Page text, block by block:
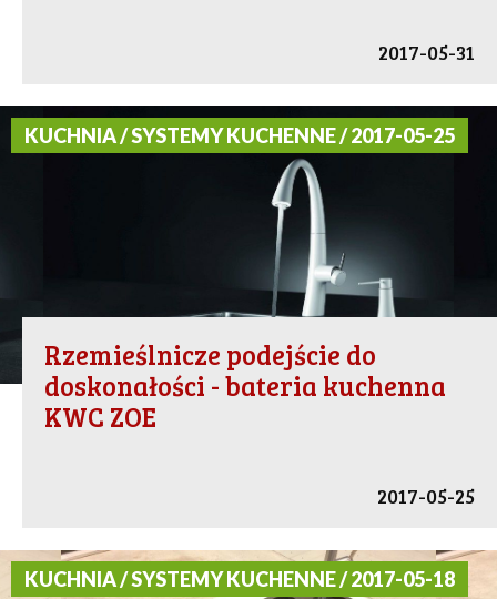
2017-05-31
KUCHNIA / SYSTEMY KUCHENNE / 2017-05-25
Rzemieślnicze podejście do
doskonałości - bateria kuchenna
KWC ZOE
2017-05-25
KUCHNIA / SYSTEMY KUCHENNE / 2017-05-18